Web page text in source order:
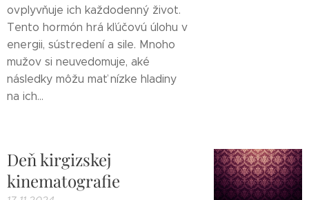
ovplyvňuje ich každodenný život.
Tento hormón hrá kľúčovú úlohu v
energii, sústredení a sile. Mnoho
mužov si neuvedomuje, aké
následky môžu mať nízke hladiny
na ich...
Deň kirgizskej
kinematografie